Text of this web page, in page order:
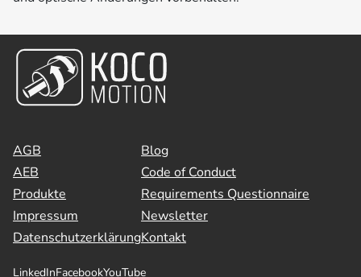
AGB
AEB
Produkte
Impressum
Datenschutzerklärung
Blog
Code of Conduct
Requirements Questionnaire
Newsletter
Kontakt
LinkedInFacebookYouTube